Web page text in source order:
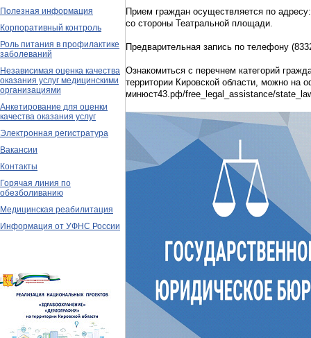
Полезная информация
Корпоративный контроль
Роль питания в профилактике
заболеваний
Независимая оценка качества
оказания услуг медицинскими
организациями
Анкетирование для оценки
качества оказания услуг
Электронная регистратура
Вакансии
Контакты
Горячая линия по
обезболиванию
Медицинская реабилитация
Информация от УФНС России
Прием граждан осуществляется по
со стороны Театральной площади.
Предварительная запись по телефону
Ознакомиться с перечнем категорий
территории Кировской области, можно на
минюст43.рф/free_legal_assistance/